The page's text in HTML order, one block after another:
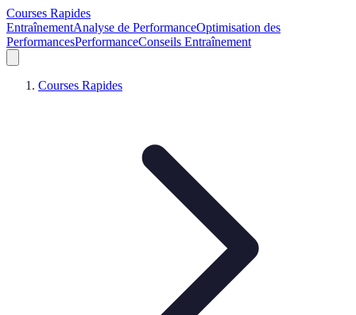
Courses Rapides
EntraînementAnalyse de PerformanceOptimisation des
PerformancesPerformanceConseils Entraînement
Courses Rapides